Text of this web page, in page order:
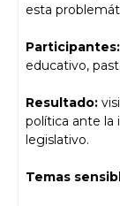
esta
Participantes:
educativo,
Resultado:
política ante la
legislativo.
Temas